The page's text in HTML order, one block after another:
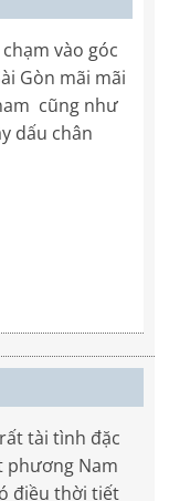
vào góc
Gòn mãi mãi
cũng như
dấu chân
tài tình đặc
phương Nam
điều thời tiết